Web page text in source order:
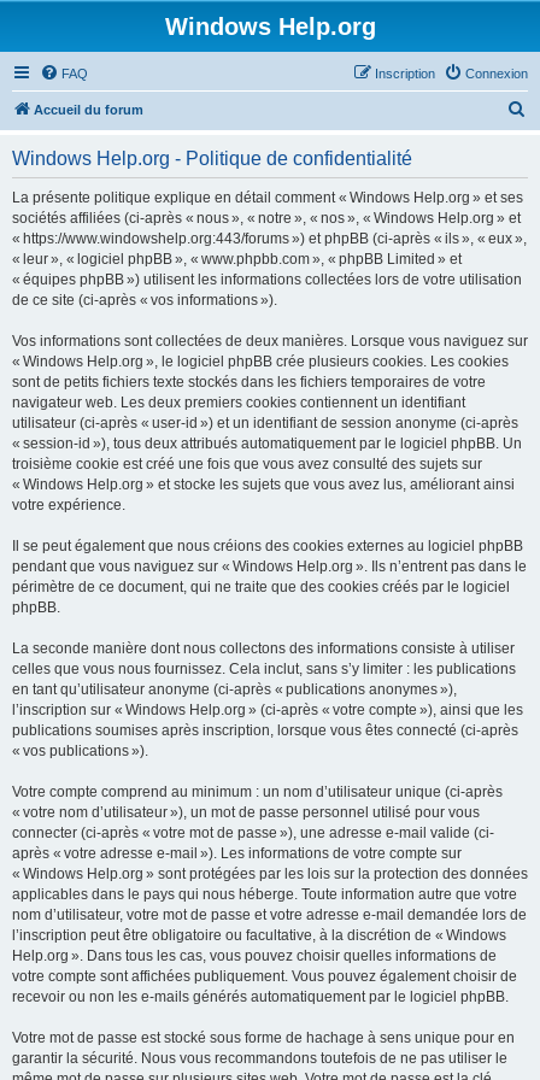
Windows Help.org
FAQ Connexion
Inscription
Accueil du forum
e
Windows Help.org - Politique de confidentialité
La présente politique explique en détail comment « Windows Help.org » et ses
sociétés affiliées (ci-après « nous », « notre », « nos », « Windows Help.org » et
« https://www.windowshelp.org:443/forums ») et phpBB (ci-après « ils », « eux »,
« leur », « logiciel phpBB », « www.phpbb.com », « phpBB Limited » et
« équipes phpBB ») utilisent les informations collectées lors de votre utilisation
de ce site (ci-après « vos informations »).
Vos informations sont collectées de deux manières. Lorsque vous naviguez sur
« Windows Help.org », le logiciel phpBB crée plusieurs cookies. Les cookies
sont de petits fichiers texte stockés dans les fichiers temporaires de votre
navigateur web. Les deux premiers cookies contiennent un identifiant
utilisateur (ci-après « user-id ») et un identifiant de session anonyme (ci-après
« session-id »), tous deux attribués automatiquement par le logiciel phpBB. Un
troisième cookie est créé une fois que vous avez consulté des sujets sur
« Windows Help.org » et stocke les sujets que vous avez lus, améliorant ainsi
votre expérience.
Il se peut également que nous créions des cookies externes au logiciel phpBB
pendant que vous naviguez sur « Windows Help.org ». Ils n’entrent pas dans le
périmètre de ce document, qui ne traite que des cookies créés par le logiciel
phpBB.
La seconde manière dont nous collectons des informations consiste à utiliser
celles que vous nous fournissez. Cela inclut, sans s’y limiter : les publications
en tant qu’utilisateur anonyme (ci-après « publications anonymes »),
l’inscription sur « Windows Help.org » (ci-après « votre compte »), ainsi que les
publications soumises après inscription, lorsque vous êtes connecté (ci-après
« vos publications »).
Votre compte comprend au minimum : un nom d’utilisateur unique (ci-après
« votre nom d’utilisateur »), un mot de passe personnel utilisé pour vous
connecter (ci-après « votre mot de passe »), une adresse e-mail valide (ci-
après « votre adresse e-mail »). Les informations de votre compte sur
« Windows Help.org » sont protégées par les lois sur la protection des données
applicables dans le pays qui nous héberge. Toute information autre que votre
nom d’utilisateur, votre mot de passe et votre adresse e-mail demandée lors de
l’inscription peut être obligatoire ou facultative, à la discrétion de « Windows
Help.org ». Dans tous les cas, vous pouvez choisir quelles informations de
votre compte sont affichées publiquement. Vous pouvez également choisir de
recevoir ou non les e-mails générés automatiquement par le logiciel phpBB.
Votre mot de passe est stocké sous forme de hachage à sens unique pour en
garantir la sécurité. Nous vous recommandons toutefois de ne pas utiliser le